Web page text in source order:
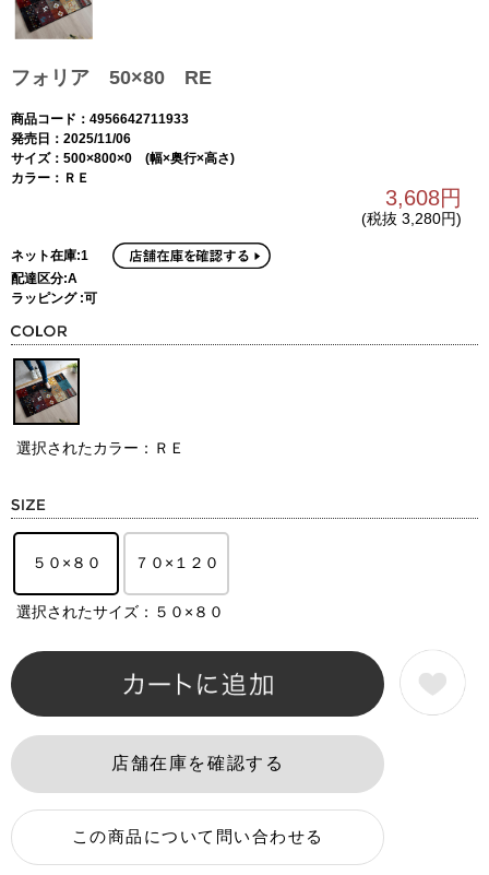
フォリア 50×80 RE
商品コード：4956642711933
発売日：2025/11/06
サイズ：500×800×0 (幅×奥行×高さ)
カラー：ＲＥ
3,608円
(税抜 3,280円)
ネット在庫:1
配達区分:A
ラッピング :可
選択されたカラー：ＲＥ
５０×８０ ７０×１２０
選択されたサイズ：５０×８０